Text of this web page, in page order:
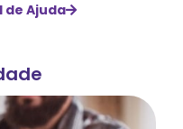
de Ajuda